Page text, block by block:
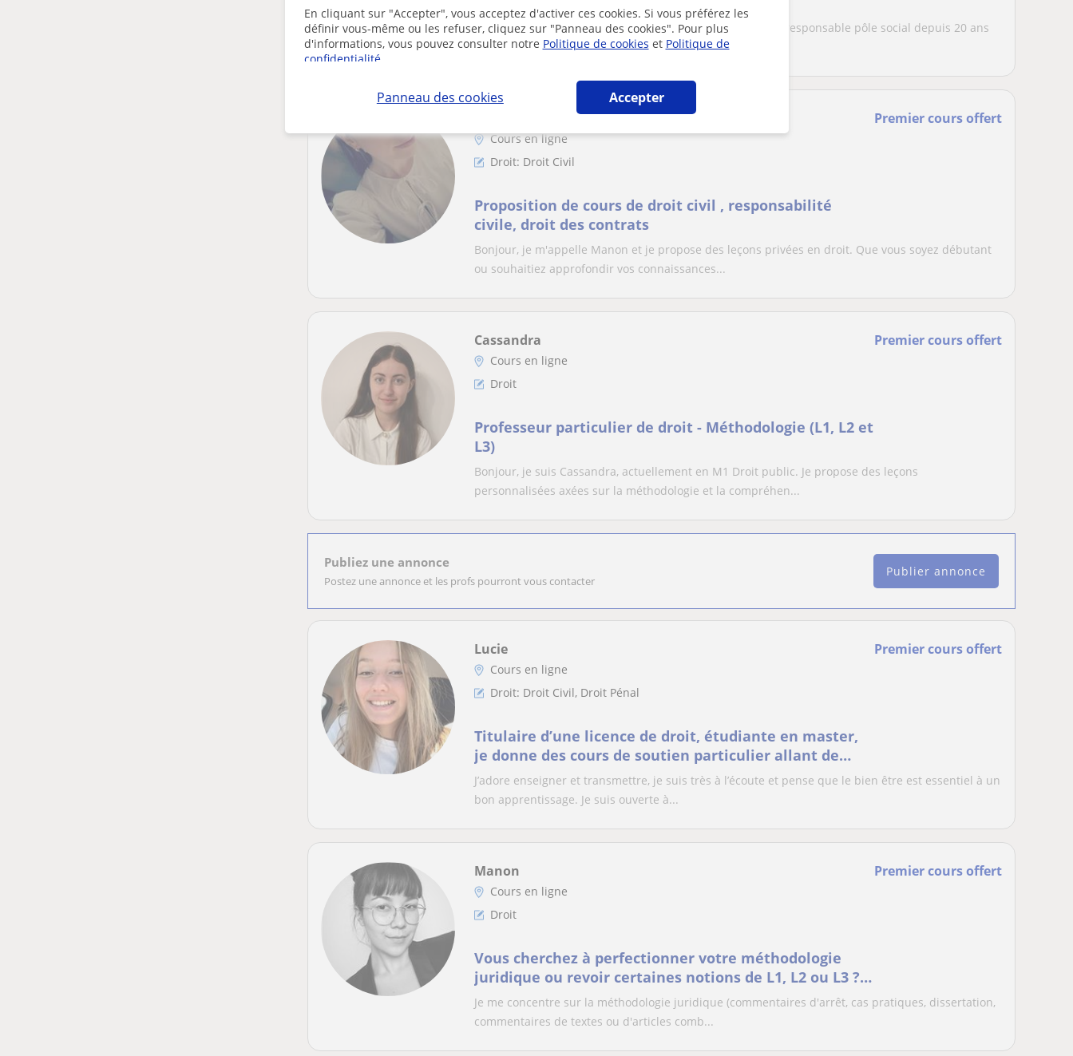
En cliquant sur "Accepter", vous acceptez d'activer ces cookies. Si vous préférez les
définir vous-même ou les refuser, cliquez sur "Panneau des cookies". Pour plus
d'informations, vous pouvez consulter notre Politique de cookies et Politique de
confidentialité.
Panneau des cookies Accepter
Diplômée d'une licence en gestion de la paie et du social, responsable pôle social depuis 20 ans
dans divers cabinets comptables. J'ai égal...
Premier cours offert
Cours en ligne
Droit: Droit Civil
Proposition de cours de droit civil , responsabilité
civile, droit des contrats
Bonjour, je m'appelle Manon et je propose des leçons privées en droit. Que vous soyez débutant
ou souhaitiez approfondir vos connaissances...
Premier cours offert
Cassandra
Cours en ligne
Droit
Professeur particulier de droit - Méthodologie (L1, L2 et
L3)
Bonjour, je suis Cassandra, actuellement en M1 Droit public. Je propose des leçons
personnalisées axées sur la méthodologie et la compréhen...
Publiez une annonce
Postez une annonce et les profs pourront vous contacter
Publier annonce
Premier cours offert
Lucie
Cours en ligne
Droit: Droit Civil, Droit Pénal
Titulaire d’une licence de droit, étudiante en master,
je donne des cours de soutien particulier allant de
niveau primaire au niveau lycée. Également soutiens
possible durant la première année de droit
J’adore enseigner et transmettre, je suis très à l’écoute et pense que le bien être est essentiel à un
bon apprentissage. Je suis ouverte à...
Premier cours offert
Manon
Cours en ligne
Droit
Vous cherchez à perfectionner votre méthodologie
juridique ou revoir certaines notions de L1, L2 ou L3 ?
Contactez-moi pour des cours personnalisés !
Je me concentre sur la méthodologie juridique (commentaires d'arrêt, cas pratiques, dissertation,
commentaires de textes ou d'articles comb...